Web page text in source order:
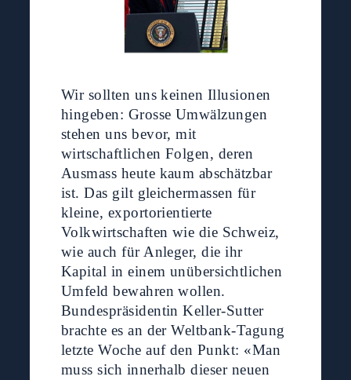
Wir sollten uns keinen Illusionen
hingeben: Grosse Umwälzungen
stehen uns bevor, mit
wirtschaftlichen Folgen, deren
Ausmass heute kaum abschätzbar
ist. Das gilt gleichermassen für
kleine, exportorientierte
Volkwirtschaften wie die Schweiz,
wie auch für Anleger, die ihr
Kapital in einem unübersichtlichen
Umfeld bewahren wollen.
Bundespräsidentin Keller-Sutter
brachte es an der Weltbank-Tagung
letzte Woche auf den Punkt: «Man
muss sich innerhalb dieser neuen